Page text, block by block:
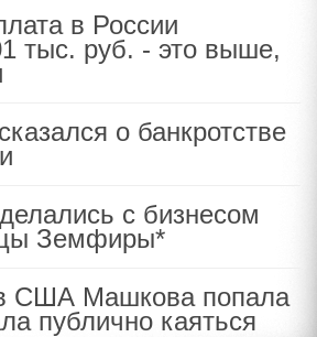
в России
тыс. руб. - это выше,
о банкротстве
с бизнесом
Земфиры*
США Машкова попала
публично каяться